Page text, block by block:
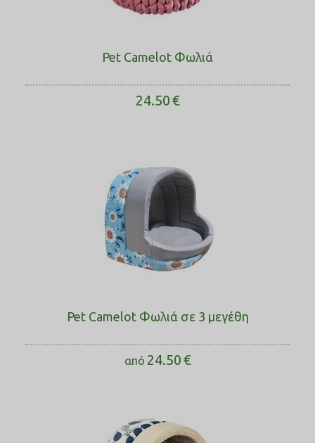
Pet Camelot Φωλιά
24.50€
Pet Camelot Φωλιά σε 3 μεγέθη
από 24.50€